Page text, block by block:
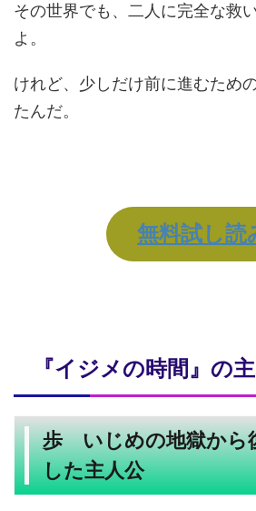
その世界でも、二人に完全な救
よ。
けれど、少しだけ前に進むため
たんだ。
無料試し読
『イジメの時間』の
歩 いじめの地獄から
した主人公